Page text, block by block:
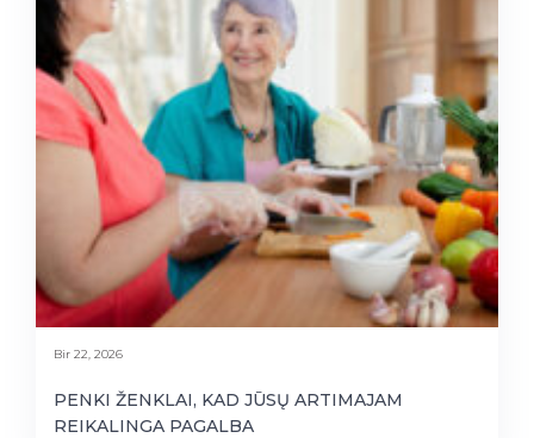
Bir 22, 2026
PENKI ŽENKLAI, KAD JŪSŲ ARTIMAJAM
REIKALINGA PAGALBA